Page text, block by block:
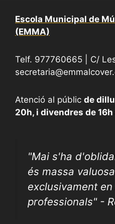
Escola Municipal de
(EMMA)
Telf. 977760665 | C/
Atenció al públic de
20h, i divendres de 16h
"Mai s'ha
és massa
exclusivament
professionals" -